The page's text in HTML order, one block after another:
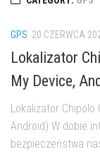
GPS 20 CZERWCA
Lokalizator
My Device,
Lokalizator Chipolo
Android) W dobie
bezpieczeństwa